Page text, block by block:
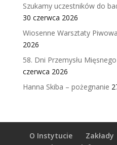
Szukamy uczestników do
30 czerwca 2026
Wiosenne Warsztaty
2026
58. Dni Przemysłu
czerwca 2026
Hanna Skiba – pożegnanie
O Instytucie Zakłady